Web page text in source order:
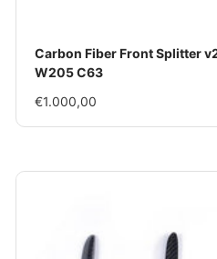
Carbon Fiber Front Splitter
W205 C63
Im
€1.000,00